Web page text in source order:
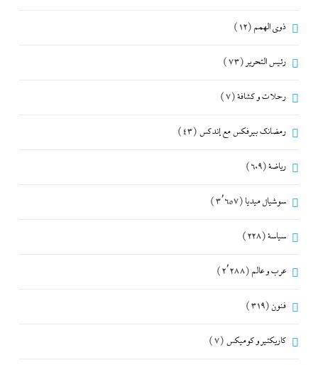
ذوى الهمم (12)
رئيس التحرير (73)
رحلات و كشافة(7)
رمضانك بيرفكس مع إندكس (43)
رياضة(609)
سوشيال ميديا (3٬657)
سياسة(228)
عرب و عالم (2٬288)
فنون (319)
كاريكتير و كوميكس (7)